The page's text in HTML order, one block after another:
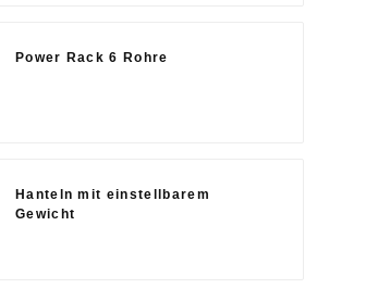
Power Rack 6 Rohre
Hanteln mit einstellbarem
Gewicht